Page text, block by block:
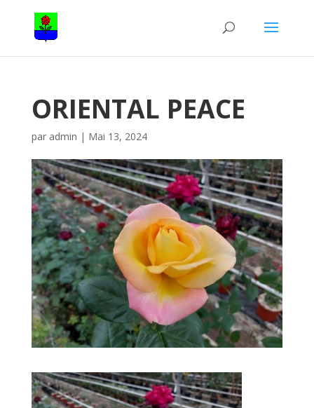
ORIENTAL PEACE
par admin | Mai 13, 2024